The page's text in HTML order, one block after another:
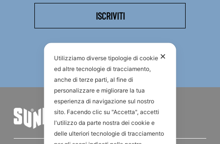
✕
Utilizziamo diverse tipologie di cookie
ed altre tecnologie di tracciamento,
anche di terze parti, al fine di
personalizzare e migliorare la tua
esperienza di navigazione sul nostro
sito. Facendo clic su "Accetta", accetti
l'utilizzo da parte nostra dei cookie e
delle ulteriori tecnologie di tracciamento